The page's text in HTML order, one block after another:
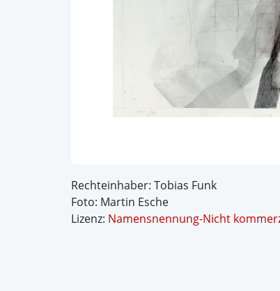
Rechteinhaber: Tobias Funk
Foto: Martin Esche
Lizenz: Namensnennung-Nicht